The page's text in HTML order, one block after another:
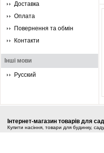
Доставка
Оплата
Повернення та обмін
Контакти
Інші мови
Русский
Інтернет-магазин товарів для
Купити насіння, товари для будинку,